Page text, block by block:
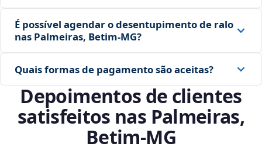
É possível agendar o desentupimento de ralo
nas Palmeiras, Betim‑MG?
Quais formas de pagamento são aceitas?
Depoimentos de clientes
satisfeitos nas Palmeiras,
Betim‑MG